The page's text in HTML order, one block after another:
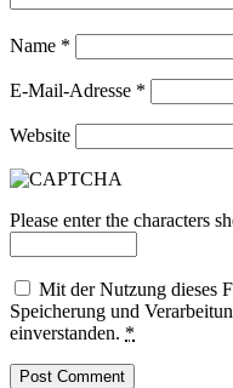
Name *
E-Mail-Adresse *
Website
Please enter the characters
Mit der Nutzung dieses
Speicherung und
einverstanden. *